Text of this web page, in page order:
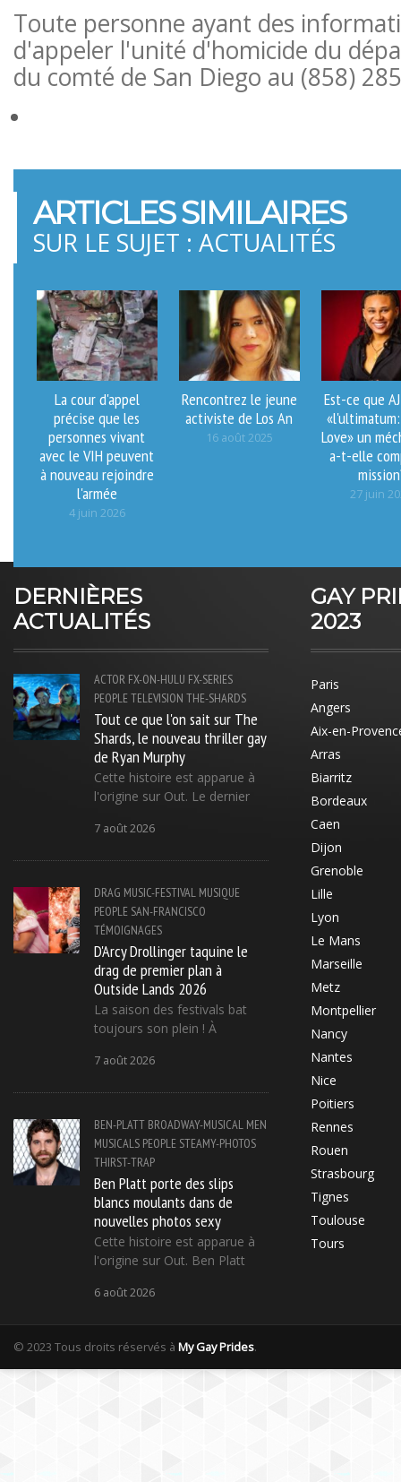
Toute personne ayant des
d'appeler l'unité d'homicide du
du comté de San Diego au (858)
ARTICLES SIMILAIRES
SUR LE SUJET : ACTUALITÉS
La cour d'appel
précise que les
personnes vivant
avec le VIH peuvent
à nouveau rejoindre
l'armée
4 juin 2026
Rencontrez le jeune
activiste de Los An
16 août 2025
Est-ce que
Love» un
a-t-elle
27 juin
DERNIÈRES
ACTUALITÉS
ACTOR FX-ON-HULU FX-SERIES
PEOPLETELEVISION THE-SHARDS
Tout ce que l'on sait sur The
Shards, le nouveau thriller gay
de Ryan Murphy
Cette histoire est apparue à
l'origine sur Out. Le dernier
7 août 2026
DRAG MUSIC-FESTIVAL MUSIQUE
PEOPLE SAN-FRANCISCO
TÉMOIGNAGES
D'Arcy Drollinger taquine le
drag de premier plan à
Outside Lands 2026
La saison des festivals bat
toujours son plein ! À
7 août 2026
BEN-PLATT BROADWAY-MUSICAL MEN
MUSICALS PEOPLE STEAMY-PHOTOS
THIRST-TRAP
Ben Platt porte des slips
blancs moulants dans de
nouvelles photos sexy
Cette histoire est apparue à
l'origine sur Out. Ben Platt
6 août 2026
GAY
2023
Paris
Angers
Aix-en-
Arras
Biarritz
Bordeaux
Caen
Dijon
Grenoble
Lille
Lyon
Le Mans
Marseille
Metz
Montpellier
Nancy
Nantes
Nice
Poitiers
Rennes
Rouen
Strasbourg
Tignes
Toulouse
Tours
© 2023 Tous droits réservés à My Gay Prides.